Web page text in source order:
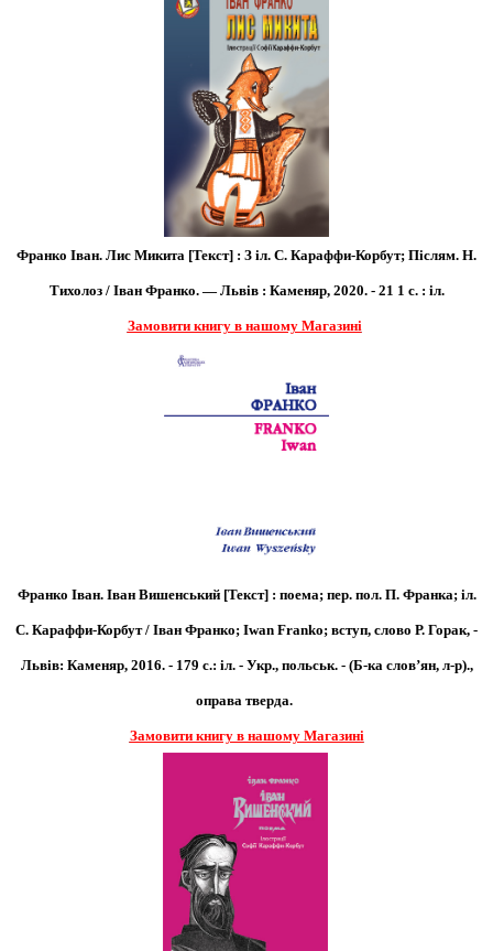
Франко Іван. Лис Микита [Текст] : З іл. С. Караффи-Корбут; Післям. Н.
Тихолоз / Іван Франко. — Львів : Каменяр, 2020. - 21 1 с. : іл.
Замовити книгу в нашому Магазині
Франко Іван. Іван Вишенський [Текст] : поема; пер. пол. П. Франка; іл.
С. Караффи-Корбут / Іван Франко; Iwan Franko; вступ, слово Р. Горак, -
Львів: Каменяр, 2016. - 179 с.: іл. - Укр., польськ. - (Б-ка слов’ян, л-р).,
оправа тверда.
Замовити книгу в нашому Магазині